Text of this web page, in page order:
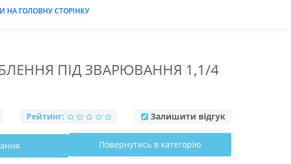
НА ГОЛОВНУ СТОРІНКУ
ПІД ЗВАРЮВАННЯ 1,1/4
Рейтинг: Залишити відгук
Повернутись в категорію